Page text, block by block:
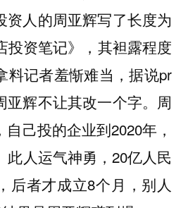
资人的周亚辉写了长度为
投资笔记》，其袒露程度
料记者羞惭难当，据说pr
亚辉不让其改一个字。周
己投的企业到2020年，
此人运气神勇，20亿人民
后者才成立8个月，别人